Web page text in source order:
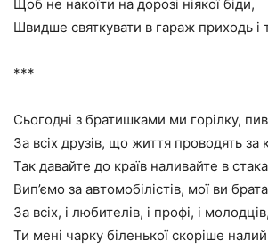
Щоб не накоїти на дорозі ніякої біди,
Швидше святкувати в гараж приходь і
***
Сьогодні з братишками ми горілку,
За всіх друзів, що життя проводять за
Так давайте до країв наливайте в
Вип’ємо за автомобілістів, мої ви
За всіх, і любителів, і профі, і молодців,
Ти мені чарку біленької скоріше